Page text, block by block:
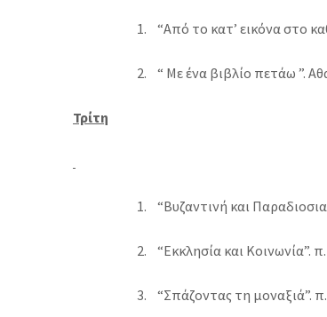
1. “Από το κατ’ εικόνα στο
2. “ Με ένα βιβλίο πετάω ”.
Τρίτη
1. “Βυζαντινή και
2. “Εκκλησία και Κοινωνία”.
3. “Σπάζοντας τη μοναξιά”.